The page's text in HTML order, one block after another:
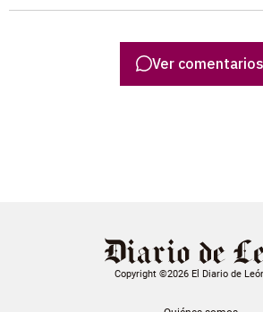
Ver comentarios
Copyright ©2026 El Diario de